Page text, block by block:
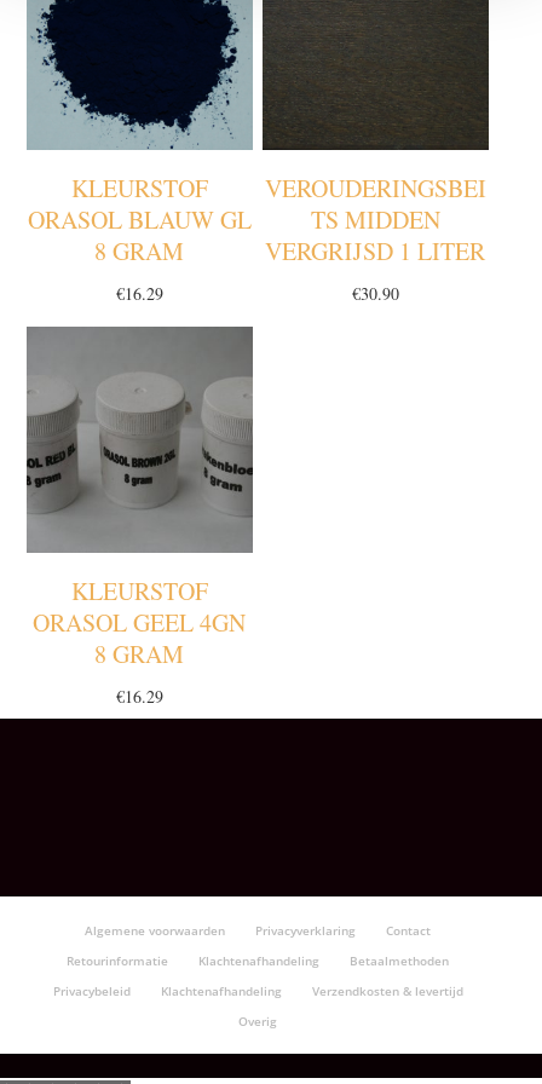
KLEURSTOF
ORASOL BLAUW GL
8 GRAM
€16.29
VEROUDERINGSBEI
TS MIDDEN
VERGRIJSD 1 LITER
€30.90
KLEURSTOF
ORASOL GEEL 4GN
8 GRAM
€16.29
Algemene voorwaarden Privacyverklaring
Contact
Retourinformatie
Klachtenafhandeling
Betaalmethoden
Privacybeleid
Klachtenafhandeling
Verzendkosten & levertijd
Overig